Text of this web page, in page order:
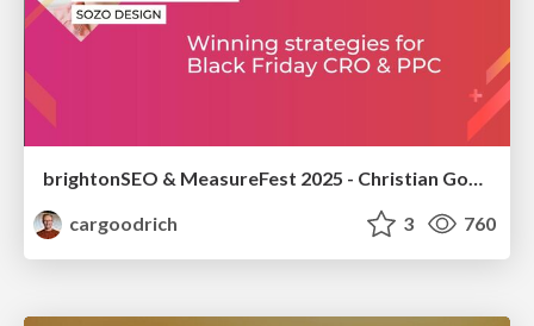
brightonSEO & MeasureFest 2025 - Christian Goodrich - Winning strategies for Black Friday CRO & PPC
cargoodrich
3 760